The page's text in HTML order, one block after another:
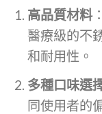
高品質材料
醫療級的不
和耐用性。
多種口味選
同使用者的